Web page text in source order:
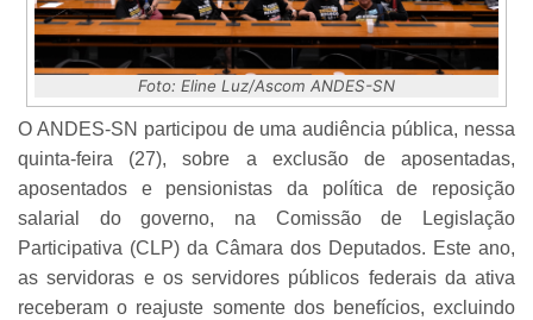
Foto: Eline Luz/Ascom ANDES-SN
O ANDES-SN participou de uma audiência pública, nessa
quinta-feira (27), sobre a exclusão de aposentadas,
aposentados e pensionistas da política de reposição
salarial do governo, na Comissão de Legislação
Participativa (CLP) da Câmara dos Deputados. Este ano,
as servidoras e os servidores públicos federais da ativa
receberam o reajuste somente dos benefícios, excluindo